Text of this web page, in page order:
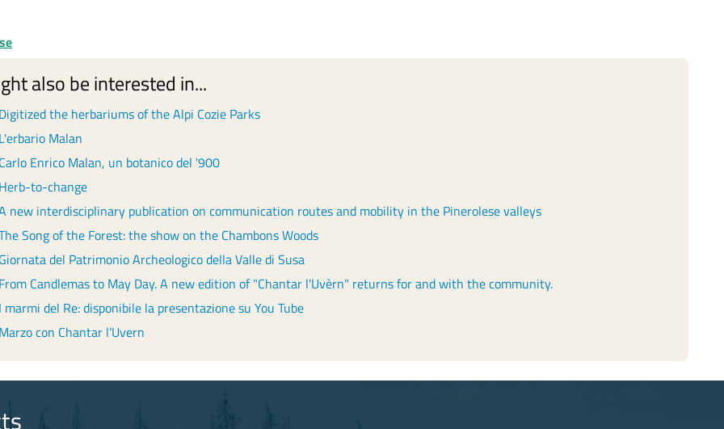
also be interested in...
Digitized the herbariums of the Alpi Cozie Parks
L'erbario Malan
Carlo Enrico Malan, un botanico del '900
Herb-to-change
new interdisciplinary publication on communication routes and mobility in the Pinerolese valleys
Song of the Forest: the show on the Chambons Woods
Giornata del Patrimonio Archeologico della Valle di Susa
From Candlemas to May Day. A new edition of "Chantar l'Uvèrn" returns for and with the community.
I marmi del Re: disponibile la presentazione su You Tube
Marzo con Chantar l’Uvern